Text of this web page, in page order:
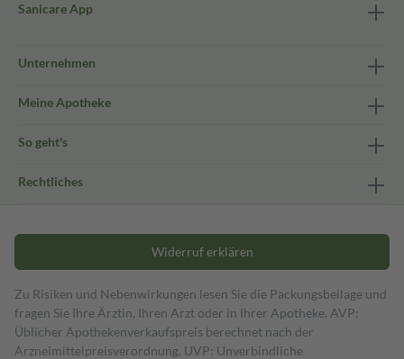
Sanicare App
Unternehmen
Meine Apotheke
So geht's
Rechtliches
Widerruf erklären
Zu Risiken und Nebenwirkungen lesen Sie die Packungsbeilage und
fragen Sie Ihre Ärztin, Ihren Arzt oder in Ihrer Apotheke. AVP:
Üblicher Apothekenverkaufspreis berechnet nach der
Arzneimittelpreisverordnung. UVP: Unverbindliche